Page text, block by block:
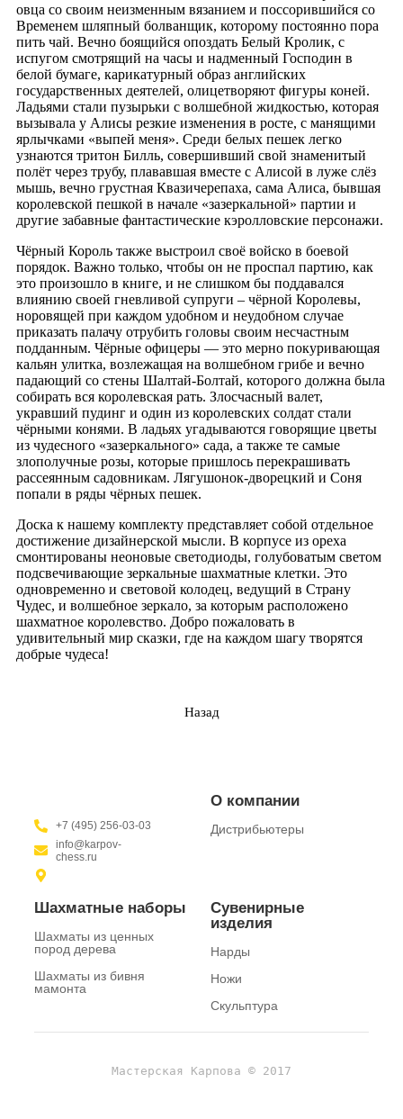
овца со своим неизменным вязанием и поссорившийся со
Временем шляпный болванщик, которому постоянно пора
пить чай. Вечно боящийся опоздать Белый Кролик, с
испугом смотрящий на часы и надменный Господин в
белой бумаге, карикатурный образ английских
государственных деятелей, олицетворяют фигуры коней.
Ладьями стали пузырьки с волшебной жидкостью, которая
вызывала у Алисы резкие изменения в росте, с манящими
ярлычками «выпей меня». Среди белых пешек легко
узнаются тритон Билль, совершивший свой знаменитый
полёт через трубу, плававшая вместе с Алисой в луже слёз
мышь, вечно грустная Квазичерепаха, сама Алиса, бывшая
королевской пешкой в начале «зазеркальной» партии и
другие забавные фантастические кэролловские персонажи.
Чёрный Король также выстроил своё войско в боевой
порядок. Важно только, чтобы он не проспал партию, как
это произошло в книге, и не слишком бы поддавался
влиянию своей гневливой супруги – чёрной Королевы,
норовящей при каждом удобном и неудобном случае
приказать палачу отрубить головы своим несчастным
подданным. Чёрные офицеры — это мерно покуривающая
кальян улитка, возлежащая на волшебном грибе и вечно
падающий со стены Шалтай-Болтай, которого должна была
собирать вся королевская рать. Злосчасный валет,
укравший пудинг и один из королевских солдат стали
чёрными конями. В ладьях угадываются говорящие цветы
из чудесного «зазеркального» сада, а также те самые
злополучные розы, которые пришлось перекрашивать
рассеянным садовникам. Лягушонок-дворецкий и Соня
попали в ряды чёрных пешек.
Доска к нашему комплекту представляет собой отдельное
достижение дизайнерской мысли. В корпусе из ореха
смонтированы неоновые светодиоды, голубоватым светом
подсвечивающие зеркальные шахматные клетки. Это
одновременно и световой колодец, ведущий в Страну
Чудес, и волшебное зеркало, за которым расположено
шахматное королевство. Добро пожаловать в
удивительный мир сказки, где на каждом шагу творятся
добрые чудеса!
Назад
+7 (495) 256-03-03
info@karpov-
chess.ru
О компании
Дистрибьютеры
Шахматные наборы
Шахматы из ценных
пород дерева
Шахматы из бивня
мамонта
Сувенирные
изделия
Нарды
Ножи
Скульптура
Мастерская Карпова © 2017